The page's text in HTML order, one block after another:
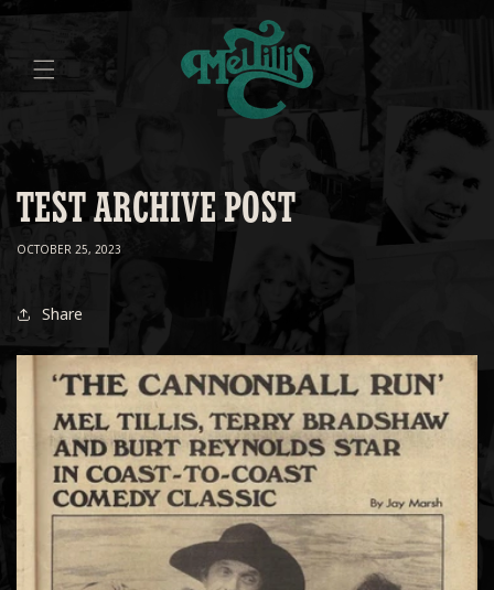
Skip to
TEST ARCHIVE POST
OCTOBER 25, 2023
Share